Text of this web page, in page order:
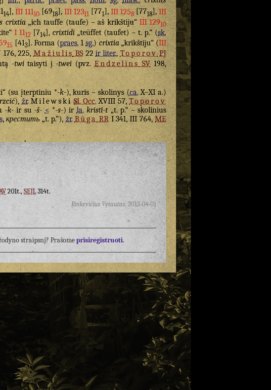
14], III 11110[6918 ],III 12311[771], III 1258[7718],III
crixtia„ich tauffe (taufe) – aš krikštiju“III 12910
I 1112[714],crixtidi„teūffet (taufet) – t. p.“ (sk.
15[413]. Forma (praes. 1sg.)crixtia„krikštiju“ (III
176, 225,MažiulisBS22ir liter.,ToporovPJ
-twitaisyti į-twei(pvz.Endzelīns SV198,
(su įterptiniu *-k-), kuris – skolinys (ca.X–XI a.)
), žr. Milewski Sl. Occ.XVIII 57,Toporov
-k-ir su-š- < *-s-) irla. kristî-t„t. p.“ – skolinius
крестить „t. p.“),žr. BūgaRRI 341, III 764,ME
201t.,SEJL314t.
Rinkevičius Vytautas,2013-04-01
straipsnį? Prašomeprisiregistruoti.